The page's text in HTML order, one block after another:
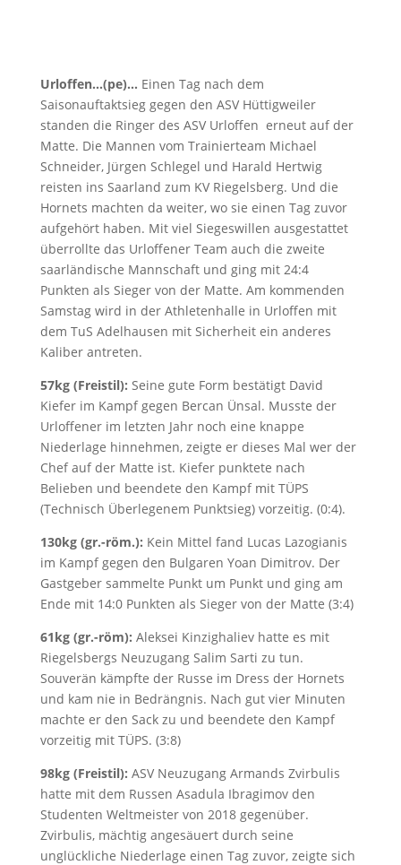
Urloffen…(pe)… Einen Tag nach dem
Saisonauftaktsieg gegen den ASV Hüttigweiler
standen die Ringer des ASV Urloffen erneut auf der
Matte. Die Mannen vom Trainierteam Michael
Schneider, Jürgen Schlegel und Harald Hertwig
reisten ins Saarland zum KV Riegelsberg. Und die
Hornets machten da weiter, wo sie einen Tag zuvor
aufgehört haben. Mit viel Siegeswillen ausgestattet
überrollte das Urloffener Team auch die zweite
saarländische Mannschaft und ging mit 24:4
Punkten als Sieger von der Matte. Am kommenden
Samstag wird in der Athletenhalle in Urloffen mit
dem TuS Adelhausen mit Sicherheit ein anderes
Kaliber antreten.
57kg (Freistil): Seine gute Form bestätigt David
Kiefer im Kampf gegen Bercan Ünsal. Musste der
Urloffener im letzten Jahr noch eine knappe
Niederlage hinnehmen, zeigte er dieses Mal wer der
Chef auf der Matte ist. Kiefer punktete nach
Belieben und beendete den Kampf mit TÜPS
(Technisch Überlegenem Punktsieg) vorzeitig. (0:4).
130kg (gr.-röm.): Kein Mittel fand Lucas Lazogianis
im Kampf gegen den Bulgaren Yoan Dimitrov. Der
Gastgeber sammelte Punkt um Punkt und ging am
Ende mit 14:0 Punkten als Sieger von der Matte (3:4)
61kg (gr.-röm): Aleksei Kinzighaliev hatte es mit
Riegelsbergs Neuzugang Salim Sarti zu tun.
Souverän kämpfte der Russe im Dress der Hornets
und kam nie in Bedrängnis. Nach gut vier Minuten
machte er den Sack zu und beendete den Kampf
vorzeitig mit TÜPS. (3:8)
98kg (Freistil): ASV Neuzugang Armands Zvirbulis
hatte mit dem Russen Asadula Ibragimov den
Studenten Weltmeister von 2018 gegenüber.
Zvirbulis, mächtig angesäuert durch seine
unglückliche Niederlage einen Tag zuvor, zeigte sich